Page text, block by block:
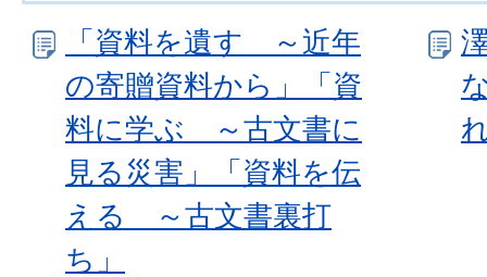
「資料を遺す ～近年
の寄贈資料から」「資
料に学ぶ ～古文書に
見る災害」「資料を伝
える ～古文書裏打
ち」